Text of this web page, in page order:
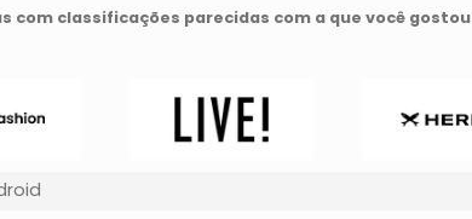
com classificações parecidas com a que você gostou